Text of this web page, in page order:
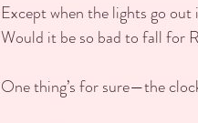
Except when the lights go
Would it be so bad to fall for
One thing’s for sure—the